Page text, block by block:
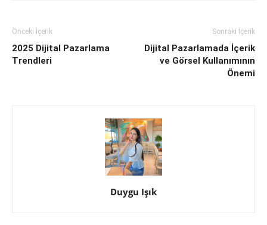
Önceki İçerik
2025 Dijital Pazarlama
Trendleri
Sonraki İçerik
Dijital Pazarlamada İçerik
ve Görsel Kullanımının
Önemi
Duygu Işık